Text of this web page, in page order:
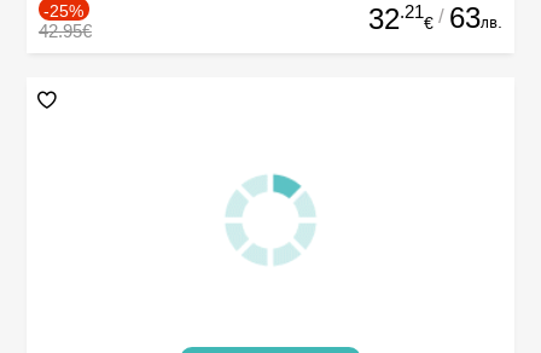
-25%
42.95€ 32.21
€ / 63лв.